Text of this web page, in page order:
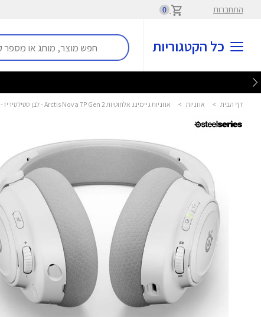
התחברות 0
כל הקטגוריות
דף הבית > אוזניות > אוזניות גיימינג אלחוטיות Arctis Nova 7P Gen 2 - לבן סטילסיריז - SteelSeries